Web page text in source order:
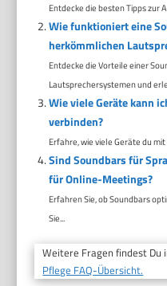
Entdecke die besten Tipps zur
Wie funktioniert eine
herkömmlichen
Entdecke die Vorteile einer
Lautsprechersystemen und
Wie viele Geräte kann
verbinden?
Erfahre, wie viele Geräte du
Sind Soundbars für
für Online-Meetings?
Erfahren Sie, ob Soundbars
Sie...
Weitere Fragen findest Du
Pflege FAQ-Übersicht.